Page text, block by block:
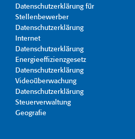
Datenschutzerklärung für
Stellenbewerber
Datenschutzerklärung
Internet
Datenschutzerklärung
Energieeffizienzgesetz
Datenschutzerklärung
Videoüberwachung
Datenschutzerklärung
Steuerverwaltung
Geografie